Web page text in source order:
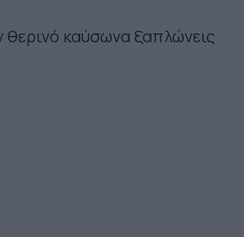
θερινό καύσωνα ξαπλώνεις